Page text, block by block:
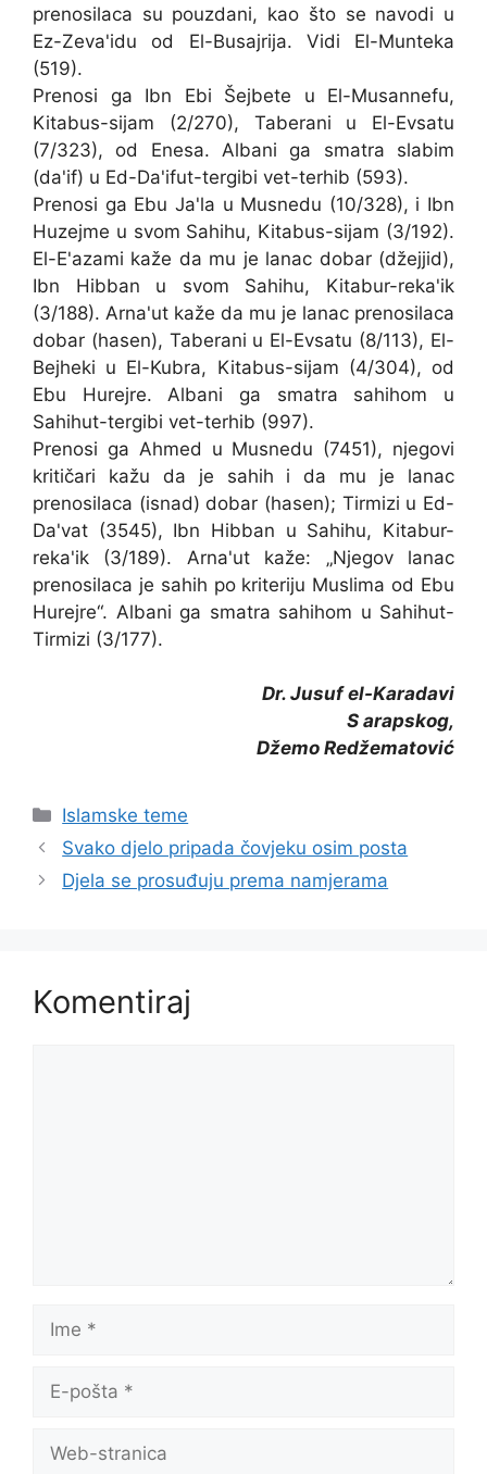
prenosilaca su pouzdani, kao što se navodi u
Ez-Zeva'idu od El-Busajrija. Vidi El-Munteka
(519).
Prenosi ga Ibn Ebi Šejbete u El-Musannefu,
Kitabus-sijam (2/270), Taberani u El-Evsatu
(7/323), od Enesa. Albani ga smatra slabim
(da'if) u Ed-Da'ifut-tergibi vet-terhib (593).
Prenosi ga Ebu Ja'la u Musnedu (10/328), i Ibn
Huzejme u svom Sahihu, Kitabus-sijam (3/192).
El-E'azami kaže da mu je lanac dobar (džejjid),
Ibn Hibban u svom Sahihu, Kitabur-reka'ik
(3/188). Arna'ut kaže da mu je lanac prenosilaca
dobar (hasen), Taberani u El-Evsatu (8/113), El-
Bejheki u El-Kubra, Kitabus-sijam (4/304), od
Ebu Hurejre. Albani ga smatra sahihom u
Sahihut-tergibi vet-terhib (997).
Prenosi ga Ahmed u Musnedu (7451), njegovi
kritičari kažu da je sahih i da mu je lanac
prenosilaca (isnad) dobar (hasen); Tirmizi u Ed-
Da'vat (3545), Ibn Hibban u Sahihu, Kitabur-
reka'ik (3/189). Arna'ut kaže: „Njegov lanac
prenosilaca je sahih po kriteriju Muslima od Ebu
Hurejre“. Albani ga smatra sahihom u Sahihut-
Tirmizi (3/177).
Dr. Jusuf el-Karadavi
S arapskog,
Džemo Redžematović
Kategorije
Islamske teme
Svako djelo pripada čovjeku osim posta
Djela se prosuđuju prema namjerama
Komentiraj
Ime
pošta
Web-